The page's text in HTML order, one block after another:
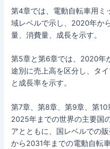
第4章では、電動自転車用ミ
域レベルで示し、2020年か
量、消費量、成長を示す。
第5章と第6章では、2020年
途別に売上高を区分し、タ
と成長率を示す。
第7章、第8章、第9章、第
2025年までの世界の主要国
アとともに、国レベルでの
から2031年までの電動自転